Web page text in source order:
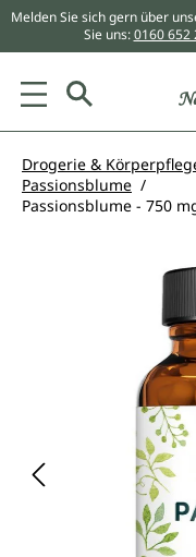
springen
Melden Sie sich gern über
Sie uns:0160 652
Drogerie &
Passionsblume
Bildergalerie